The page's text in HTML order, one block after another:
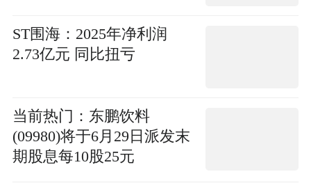
ST围海：2025年净利润
2.73亿元 同比扭亏
当前热门：东鹏饮料
(09980)将于6月29日派发末
期股息每10股25元